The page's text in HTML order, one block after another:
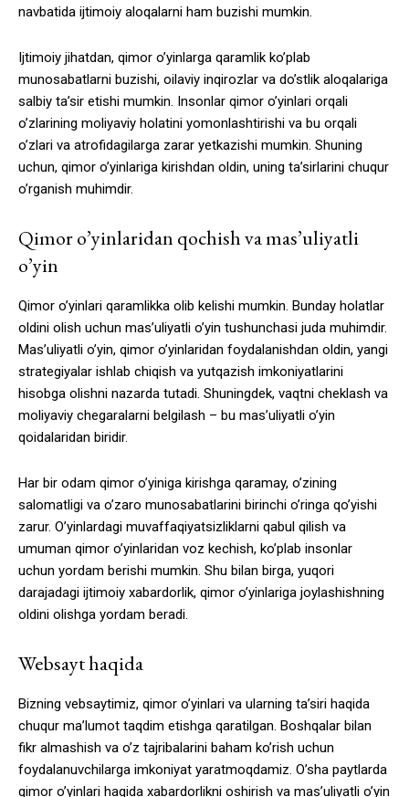
navbatida ijtimoiy aloqalarni ham buzishi mumkin.
Ijtimoiy jihatdan, qimor o’yinlarga qaramlik ko’plab
munosabatlarni buzishi, oilaviy inqirozlar va do’stlik aloqalariga
salbiy ta’sir etishi mumkin. Insonlar qimor o’yinlari orqali
o’zlarining moliyaviy holatini yomonlashtirishi va bu orqali
o’zlari va atrofidagilarga zarar yetkazishi mumkin. Shuning
uchun, qimor o’yinlariga kirishdan oldin, uning ta’sirlarini chuqur
o’rganish muhimdir.
Qimor o’yinlaridan qochish va mas’uliyatli
o’yin
Qimor o’yinlari qaramlikka olib kelishi mumkin. Bunday holatlar
oldini olish uchun mas’uliyatli o’yin tushunchasi juda muhimdir.
Mas’uliyatli o’yin, qimor o’yinlaridan foydalanishdan oldin, yangi
strategiyalar ishlab chiqish va yutqazish imkoniyatlarini
hisobga olishni nazarda tutadi. Shuningdek, vaqtni cheklash va
moliyaviy chegaralarni belgilash – bu mas’uliyatli o’yin
qoidalaridan biridir.
Har bir odam qimor o’yiniga kirishga qaramay, o’zining
salomatligi va o’zaro munosabatlarini birinchi o’ringa qo’yishi
zarur. O’yinlardagi muvaffaqiyatsizliklarni qabul qilish va
umuman qimor o’yinlaridan voz kechish, ko’plab insonlar
uchun yordam berishi mumkin. Shu bilan birga, yuqori
darajadagi ijtimoiy xabardorlik, qimor o’yinlariga joylashishning
oldini olishga yordam beradi.
Websayt haqida
Bizning vebsaytimiz, qimor o’yinlari va ularning ta’siri haqida
chuqur ma’lumot taqdim etishga qaratilgan. Boshqalar bilan
fikr almashish va o’z tajribalarini baham ko’rish uchun
foydalanuvchilarga imkoniyat yaratmoqdamiz. O’sha paytlarda
qimor o’yinlari haqida xabardorlikni oshirish va mas’uliyatli o’yin